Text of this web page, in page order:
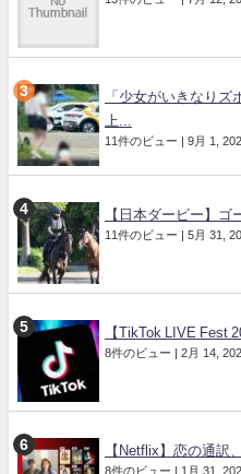
「少女がいきなり
上...
11件のビュー 9月 1,
【日本ダービー】ゴ
11件のビュー 5月 31,
【TikTok LIVE Fest
8件のビュー 2月 14,
【Netflix】恋の通訳
8件のビュー 1月 31,